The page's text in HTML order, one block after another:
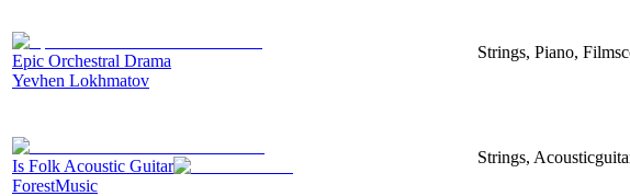
Epic Orchestral Drama
Yevhen Lokhmatov
Strings, Piano,
Is Folk Acoustic Guitar
ForestMusic
Strings,